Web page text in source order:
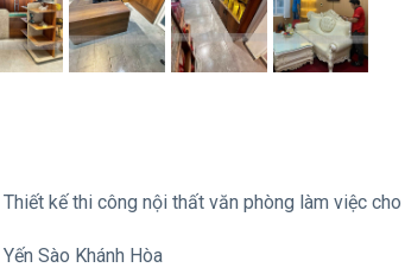
Thiết kế thi công nội thất văn phòng làm việc cho
Sào Khánh Hòa